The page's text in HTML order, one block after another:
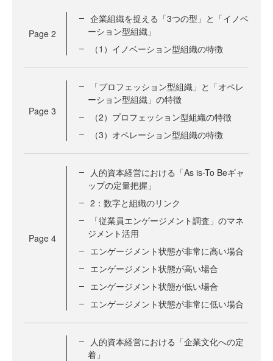
Page 2
企業組織を捉える「3つの型」と「イノベ
ーション型組織」
（1）イノベーション型組織の特徴
Page 3
「プロフェッション型組織」と「オペレ
ーション型組織」の特徴
（2）プロフェッション型組織の特徴
（3）オペレーション型組織の特徴
Page 4
人的資本経営における「As is-To Beギャ
ップの定量把握」
2：数字と組織のリンク
「従業員エンゲージメント調査」のマネ
ジメント活用
エンゲージメント状態が非常に高い場合
エンゲージメント状態が高い場合
エンゲージメント状態が低い場合
エンゲージメント状態が非常に低い場合
人的資本経営における「企業文化への定
着」